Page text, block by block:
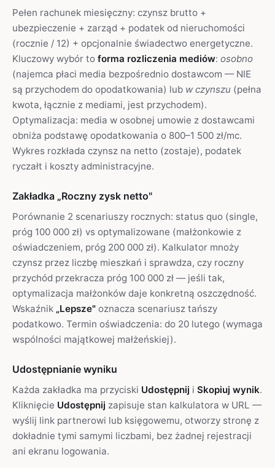
Pełen rachunek miesięczny: czynsz brutto +
ubezpieczenie + zarząd + podatek od nieruchomości
(rocznie / 12) + opcjonalnie świadectwo energetyczne.
Kluczowy wybór to forma rozliczenia mediów: osobno
(najemca płaci media bezpośrednio dostawcom — NIE
są przychodem do opodatkowania) lub w czynszu (pełna
kwota, łącznie z mediami, jest przychodem).
Optymalizacja: media w osobnej umowie z dostawcami
obniża podstawę opodatkowania o 800–1 500 zł/mc.
Wykres rozkłada czynsz na netto (zostaje), podatek
ryczałt i koszty administracyjne.
Zakładka „Roczny zysk netto"
Porównanie 2 scenariuszy rocznych: status quo (single,
próg 100 000 zł) vs optymalizowane (małżonkowie z
oświadczeniem, próg 200 000 zł). Kalkulator mnoży
czynsz przez liczbę mieszkań i sprawdza, czy roczny
przychód przekracza próg 100 000 zł — jeśli tak,
optymalizacja małżonków daje konkretną oszczędność.
Wskaźnik „Lepsze" oznacza scenariusz tańszy
podatkowo. Termin oświadczenia: do 20 lutego (wymaga
wspólności majątkowej małżeńskiej).
Udostępnianie wyniku
Każda zakładka ma przyciski Udostępnij i Skopiuj wynik.
Kliknięcie Udostępnij zapisuje stan kalkulatora w URL —
wyślij link partnerowi lub księgowemu, otworzy stronę z
dokładnie tymi samymi liczbami, bez żadnej rejestracji
ani ekranu logowania.